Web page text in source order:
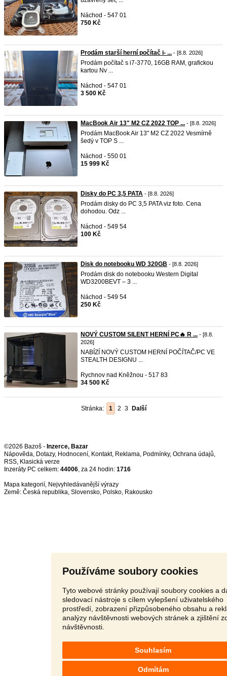
Používáme soubory cookies
Tyto webové stránky používají soubory cookies a
sledovací nástroje s cílem vylepšení uživatelského
prostředí, zobrazení přizpůsobeného obsahu a
analýzy návštěvnosti webových stránek a zjištění
návštěvnosti.
Souhlasím
Odmítám
Náchod - 547 01
750 Kč
Prodám starší herní počítač i- ... - [8.8. 2026]
Prodám počítač s i7-3770, 16GB RAM, grafickou
kartou Nv ...
Náchod - 547 01
3 500 Kč
MacBook Air 13" M2 CZ 2022 TOP ... - [8.8. 2026]
Prodám MacBook Air 13" M2 CZ 2022 Vesmírně
šedý v TOP S ...
Náchod - 550 01
15 999 Kč
Disky do PC 3,5 PATA - [8.8. 2026]
Prodám disky do PC 3,5 PATA viz foto. Cena
dohodou. Odz ...
Náchod - 549 54
100 Kč
Disk do notebooku WD 320GB - [8.8. 2026]
Prodám disk do notebooku Western Digital
WD3200BEVT – 3 ...
Náchod - 549 54
250 Kč
NOVÝ CUSTOM SILENT HERNÍ PC🔥 R ... - [8.8.
2026]
NABÍZÍ NOVÝ CUSTOM HERNÍ POČÍTAČ/PC VE
STEALTH DESIGNU ...
Rychnov nad Kněžnou - 517 83
34 500 Kč
Stránka: 1 2 3 Další
©2026 Bazoš - Inzerce, Bazar
Nápověda, Dotazy, Hodnocení, Kontakt, Reklama, Podmínky, Ochrana údajů,
RSS,
Inzeráty PC celkem: 44006, za 24 hodin: 1716
Mapa kategorií, Nejvyhledávanější výrazy
Země: Česká republika, Slovensko, Polsko, Rakousko